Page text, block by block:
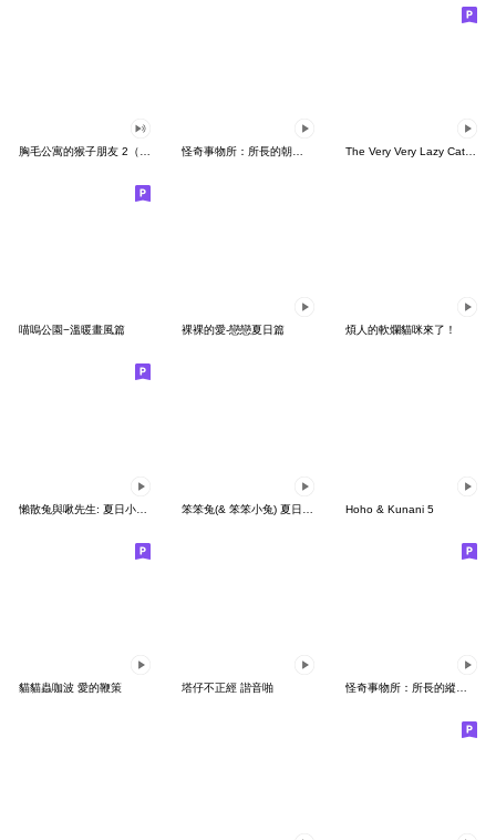
The Very Very Lazy Cat 慵懶動起來～
喵嗚公園−溫暖畫風篇 裸裸的愛-戀戀夏日篇 煩人的軟爛貓咪來了！
Hoho & Kunani 5
貓貓蟲咖波 愛的鞭策 塔仔不正經 諧音啪